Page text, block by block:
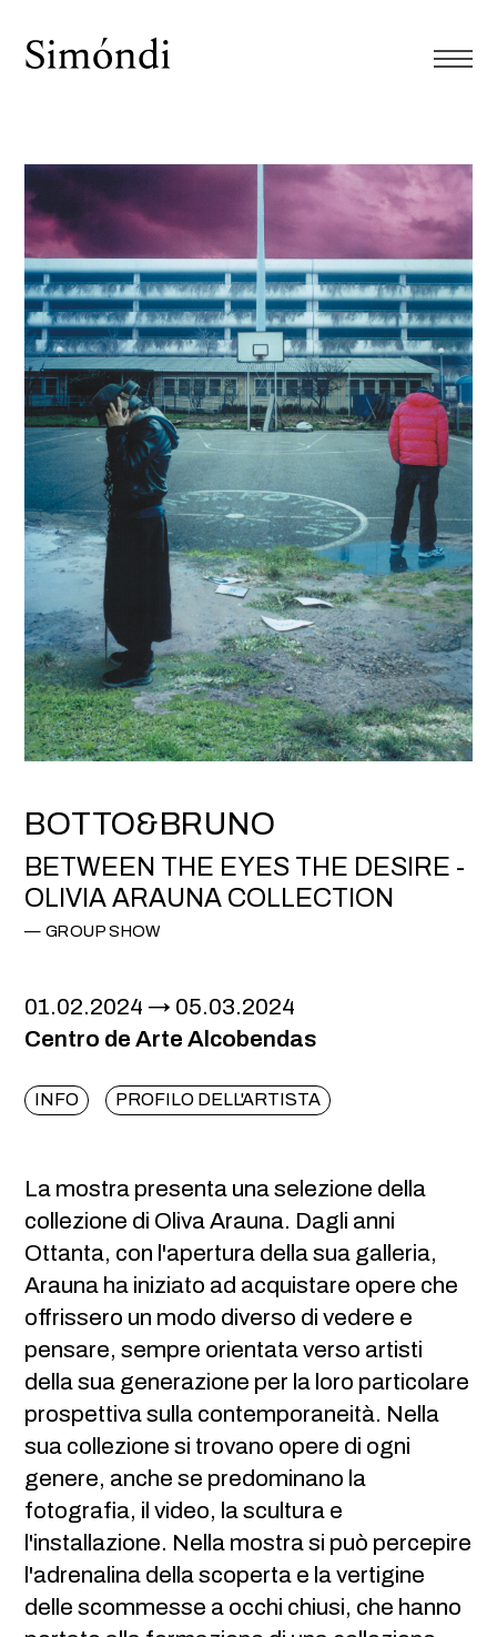
BOTTO&BRUNO
BETWEEN THE EYES THE DESIRE -
OLIVIA ARAUNA COLLECTION
GROUP SHOW
01.02.2024
05.03.2024
Centro de Arte Alcobendas
INFO PROFILO DELL'ARTISTA
La mostra presenta una selezione della
collezione di Oliva Arauna. Dagli anni
Ottanta, con l'apertura della sua galleria,
Arauna ha iniziato ad acquistare opere che
offrissero un modo diverso di vedere e
pensare, sempre orientata verso artisti
della sua generazione per la loro particolare
prospettiva sulla contemporaneità. Nella
sua collezione si trovano opere di ogni
genere, anche se predominano la
fotografia, il video, la scultura e
l'installazione. Nella mostra si può percepire
l'adrenalina della scoperta e la vertigine
delle scommesse a occhi chiusi, che hanno